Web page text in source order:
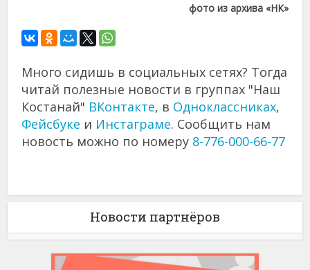
фото из архива «НК»
Много сидишь в социальных сетях? Тогда
читай полезные новости в группах "Наш
Костанай" ВКонтакте, в Одноклассниках,
Фейсбуке и Инстаграме. Сообщить нам
новость можно по номеру 8-776-000-66-77
Новости партнёров